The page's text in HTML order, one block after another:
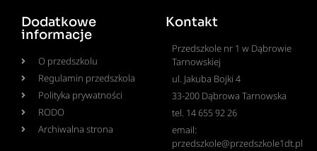
Dodatkowe
informacje
O przedszkolu
Regulamin przedszkola
Polityka prywatności
RODO
Archiwalna strona
Kontakt
Przedszkole nr 1 w Dąbrowie
Tarnowskiej
ul. Jakuba Bojki 4
33-200 Dąbrowa Tarnowska
tel. 14 655 92 26
email:
przedszkole@przedszkole1dt.pl